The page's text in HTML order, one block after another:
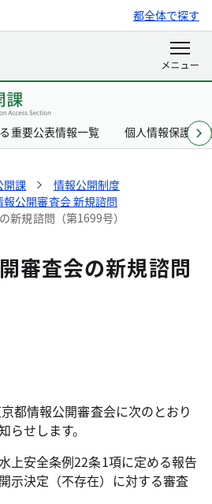
都全体で探す
重要公表情報一覧 個人情報保護制
開課
情報公開制度
報公開審査会 新規諮問
新規諮問（第1699号）
審査会の新規諮問
都情報公開審査会に次のとおり
せします。
上安全条例22条1項に定める報告
示決定（不存在）に対する審査